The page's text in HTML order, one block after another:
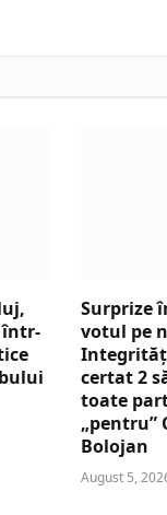
într-
Surprize
votul pe
certat 2
toate
„pentru”
Bolojan
August 5,